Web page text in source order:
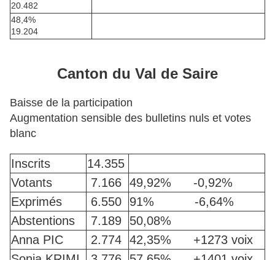
20.482
48,4%
19.204
Canton du Val de Saire
Baisse de la participation
Augmentation sensible des bulletins nuls et votes
blanc
Inscrits
14.355
Votants
7.166 49,92% -0,92%
Exprimés
6.550
91% -6,64%
Abstentions
7.189
50,08%
Anna PIC
2.774 42,35% +1273 voix